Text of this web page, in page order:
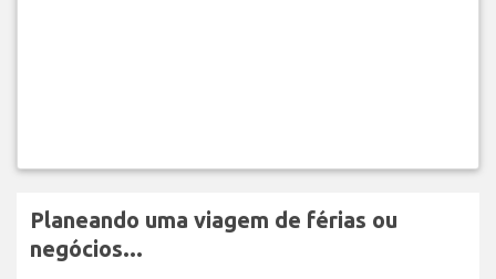
Planeando uma viagem de férias ou
negócios...